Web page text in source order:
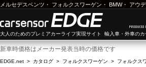
メルセデスベンツ ・ フォルクスワーゲン ・ BMW・ アウ
大人のためのプレミアカーライフ実現サイト 輸入車・外車のカ
新車時価格はメーカー発表当時の価格です
EDGE.net > カタログ > フォルクスワーゲン > フォルクス